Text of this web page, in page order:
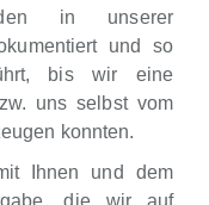
in unserer
und so
bis wir eine
uns selbst vom
konnten.
Ihnen und dem
die wir auf